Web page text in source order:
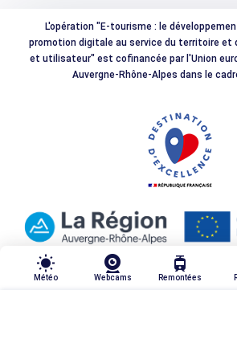
L'opération "E-tourisme : le
promotion digitale au service du territoire et
et utilisateur" est cofinancée par l'Union
Auvergne-Rhône-Alpes dans le
wb_sunny
Météo Webcams
tram
Remontées